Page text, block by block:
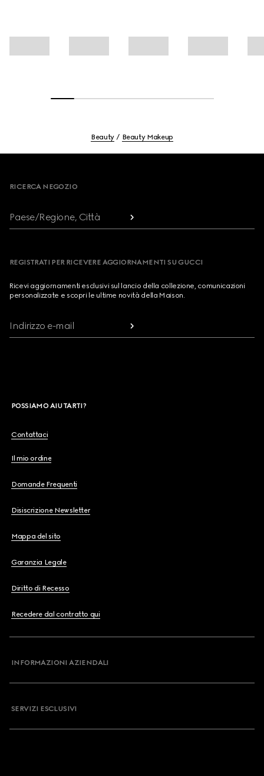
Beauty Beauty Makeup
RICERCA NEGOZIO
Paese/Regione, Città
REGISTRATI PER RICEVERE AGGIORNAMENTI SU GUCCI
Ricevi aggiornamenti esclusivi sul lancio della collezione, comunicazioni
personalizzate e scopri le ultime novità della Maison.
Indirizzo e-mail
POSSIAMO AIUTARTI?
Contattaci
Il mio ordine
Domande Frequenti
Disiscrizione Newsletter
Mappa del sito
Garanzia Legale
Diritto di Recesso
Recedere dal contratto qui
INFORMAZIONI AZIENDALI
SERVIZI ESCLUSIVI